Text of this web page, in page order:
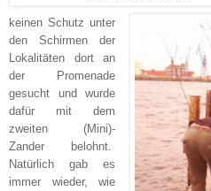
keinen Schutz unter
den Schirmen der
Lokalitäten dort an
der Promenade
gesucht und wurde
dafür mit dem
zweiten (Mini)-
Zander belohnt.
Natürlich gab es
immer wieder, wie